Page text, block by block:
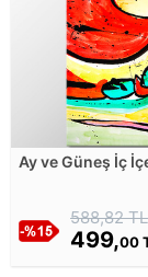
Ay ve Güneş İç
588,82 TL
499,00